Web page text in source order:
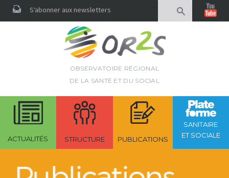
S‘abonner aux newsletters
OBSERVATOIRE RÉGIONAL
DE LA SANTÉ ET DU SOCIAL
ACTUALITÉS STRUCTURE PUBLICATIONS
SANITAIRE
ET SOCIALE